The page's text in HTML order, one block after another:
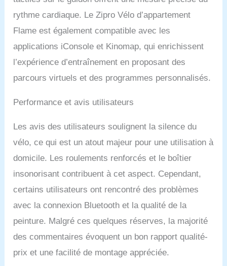
rythme cardiaque. Le Zipro Vélo d’appartement
Flame est également compatible avec les
applications iConsole et Kinomap, qui enrichissent
l’expérience d’entraînement en proposant des
parcours virtuels et des programmes personnalisés.
Performance et avis utilisateurs
Les avis des utilisateurs soulignent la silence du
vélo, ce qui est un atout majeur pour une utilisation à
domicile. Les roulements renforcés et le boîtier
insonorisant contribuent à cet aspect. Cependant,
certains utilisateurs ont rencontré des problèmes
avec la connexion Bluetooth et la qualité de la
peinture. Malgré ces quelques réserves, la majorité
des commentaires évoquent un bon rapport qualité-
prix et une facilité de montage appréciée.